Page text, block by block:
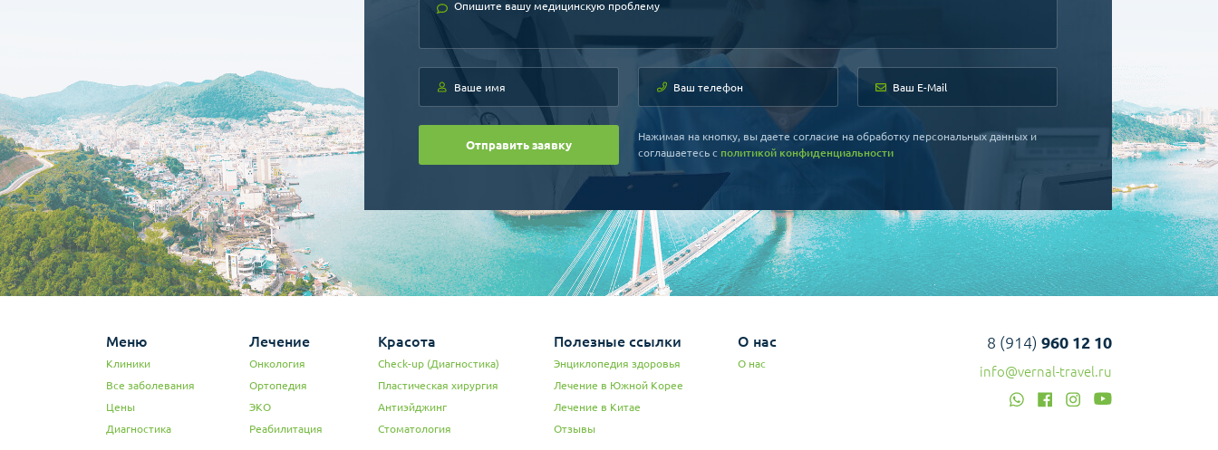
Отправить заявку
Нажимая на кнопку, вы даете согласие на обработку персональных данных и
соглашаетесь c политикой конфиденциальности
Меню
Клиники
Все заболевания
Цены
Диагностика
Лечение
Онкология
Ортопедия
ЭКО
Реабилитация
Красота
Check-up (Диагностика)
Пластическая хирургия
Антиэйджинг
Стоматология
Полезные ссылки
Энциклопедия здоровья
Лечение в Южной Корее
Лечение в Китае
Отзывы
О нас
О нас
8 (914) 960 12 10
info@vernal-travel.ru